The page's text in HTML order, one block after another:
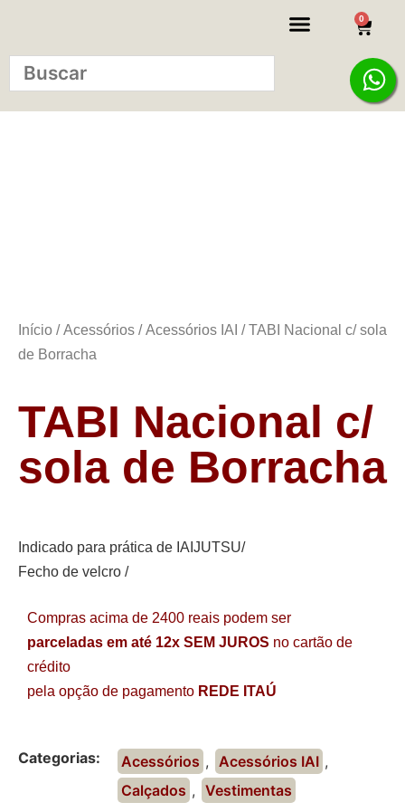
0
Início /Acessórios /Acessórios IAI / TABI Nacional c/ sola
de Borracha
TABI Nacional c/
sola de Borracha
Indicado para prática de IAIJUTSU/
Fecho de velcro /
Compras acima de 2400 reais podem ser
parceladas em até 12x SEM JUROS no cartão de
crédito
pela opção de pagamento REDE ITAÚ
Categorias: Acessórios , Acessórios IAI ,
Calçados , Vestimentas